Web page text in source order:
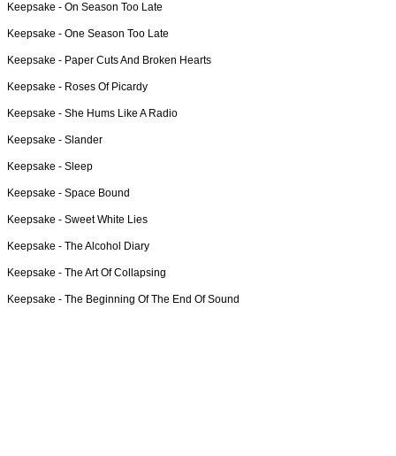
Keepsake - On Season Too Late
Keepsake - One Season Too Late
Keepsake - Paper Cuts And Broken Hearts
Keepsake - Roses Of Picardy
Keepsake - She Hums Like A Radio
Keepsake - Slander
Keepsake - Sleep
Keepsake - Space Bound
Keepsake - Sweet White Lies
Keepsake - The Alcohol Diary
Keepsake - The Art Of Collapsing
Keepsake - The Beginning Of The End Of Sound